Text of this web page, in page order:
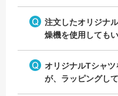
注文したオリジナ
燥機を使用しても
オリジナルTシャ
が、ラッピングし